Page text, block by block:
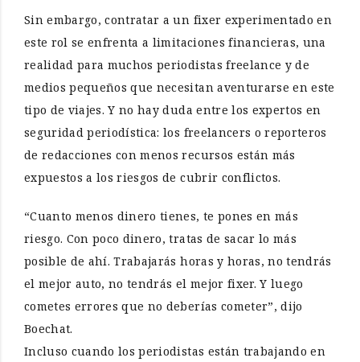
Sin embargo, contratar a un fixer experimentado en
este rol se enfrenta a limitaciones financieras, una
realidad para muchos periodistas freelance y de
medios pequeños que necesitan aventurarse en este
tipo de viajes. Y no hay duda entre los expertos en
seguridad periodística: los freelancers o reporteros
de redacciones con menos recursos están más
expuestos a los riesgos de cubrir conflictos.
“Cuanto menos dinero tienes, te pones en más
riesgo. Con poco dinero, tratas de sacar lo más
posible de ahí. Trabajarás horas y horas, no tendrás
el mejor auto, no tendrás el mejor fixer. Y luego
cometes errores que no deberías cometer”, dijo
Boechat.
Incluso cuando los periodistas están trabajando en